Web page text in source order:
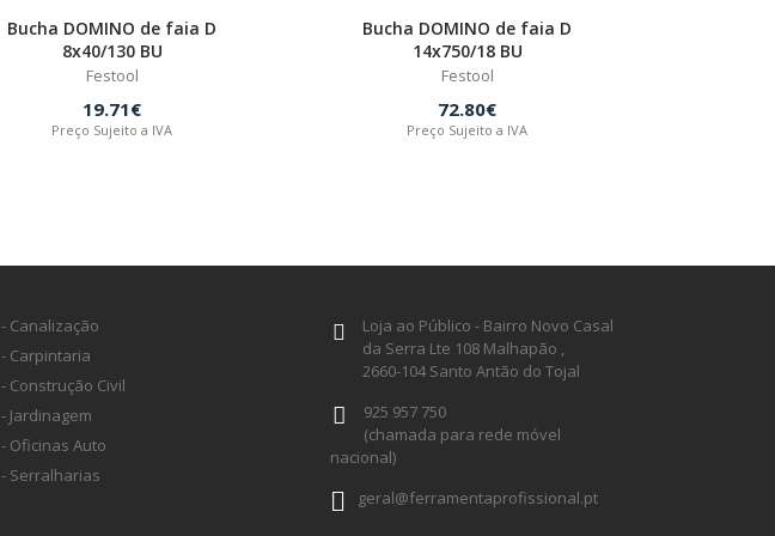
Bucha DOMINO de faia D
8x40/130 BU
Festool
19.71€
Preço Sujeito a IVA
Bucha DOMINO de faia D
14x750/18 BU
Festool
72.80€
Preço Sujeito a IVA
- Canalização
- Carpintaria
- Construção Civil
- Jardinagem
- Oficinas Auto
- Serralharias
Loja ao Público - Bairro Novo Casal
da Serra Lte 108 Malhapão ,
2660-104 Santo Antão do Tojal
925 957 750
(chamada para rede móvel
nacional)
geral@ferramentaprofissional.pt